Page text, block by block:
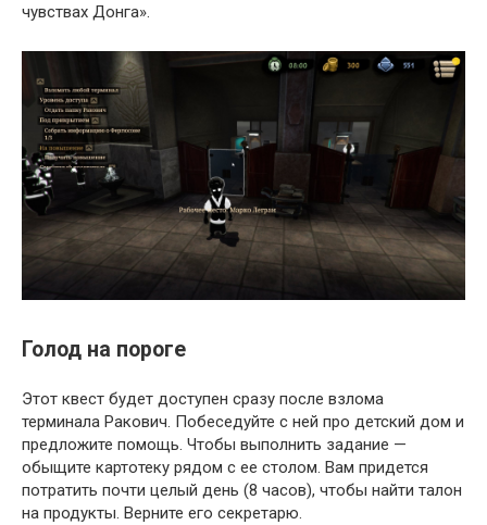
чувствах Донга».
Голод на пороге
Этот квест будет доступен сразу после взлома
терминала Ракович. Побеседуйте с ней про детский дом и
предложите помощь. Чтобы выполнить задание —
обыщите картотеку рядом с ее столом. Вам придется
потратить почти целый день (8 часов), чтобы найти талон
на продукты. Верните его секретарю.